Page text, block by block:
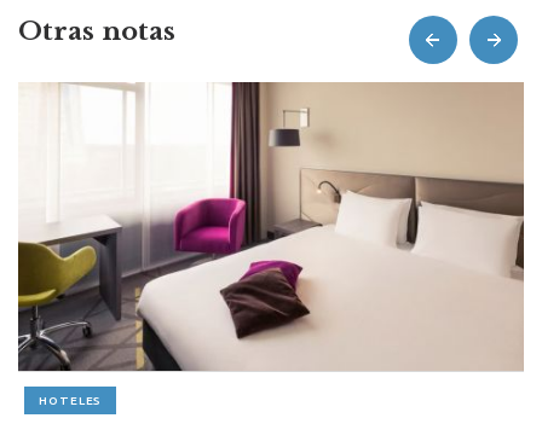
Otras notas
HOTELES
prev next